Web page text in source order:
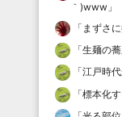
｀)www 」
「 まずさ
「生麺の
「江戸時
「標本化す